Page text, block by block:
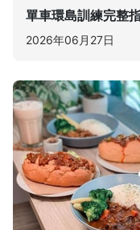
單車環島訓練完整
2026年06月27日